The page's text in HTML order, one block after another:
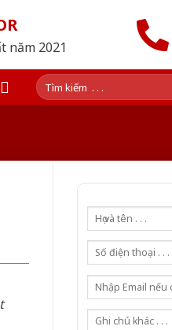
năm 2021
Tìm
kiếm: